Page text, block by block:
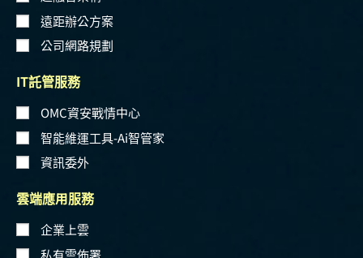
遠距辦公方案
公司網路規劃
IT託管服務
OMC資安戰情中心
智能維運工具-Ai智管家
資訊委外
雲端應用服務
企業上雲
私有雲佈署